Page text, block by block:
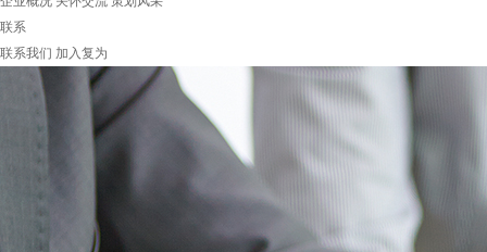
联系
联系我们 加入复为